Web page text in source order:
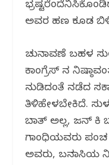
ಅವರ ಹಣ ಕೂಡ
ಚುನಾವಣೆ ಬಹಳ
ಕಾಂಗ್ರೆಸ್ ನ
ನುಡಿದಂತೆ ನಡೆದ
ತಿಳಿಹೇಳಬೇಕಿದೆ.
ಬಾತ್ ಅಲ್ಲ, ಜನ್ ಕಿ
ಗಾಂಧಿಯವರು
ಅವರು, ಬನವಾಸಿಯ